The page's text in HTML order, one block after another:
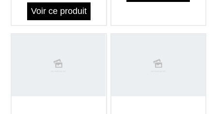
Voir ce produit